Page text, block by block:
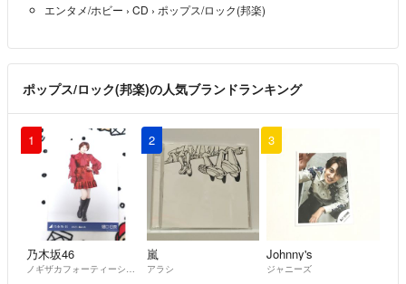
エンタメ/ホビー › CD › ポップス/ロック(邦楽)
ポップス/ロック(邦楽)の人気ブランドランキング
1
乃木坂46
ノギザカフォーティーシックス
2
嵐
アラシ
3
Johnny's
ジャニーズ